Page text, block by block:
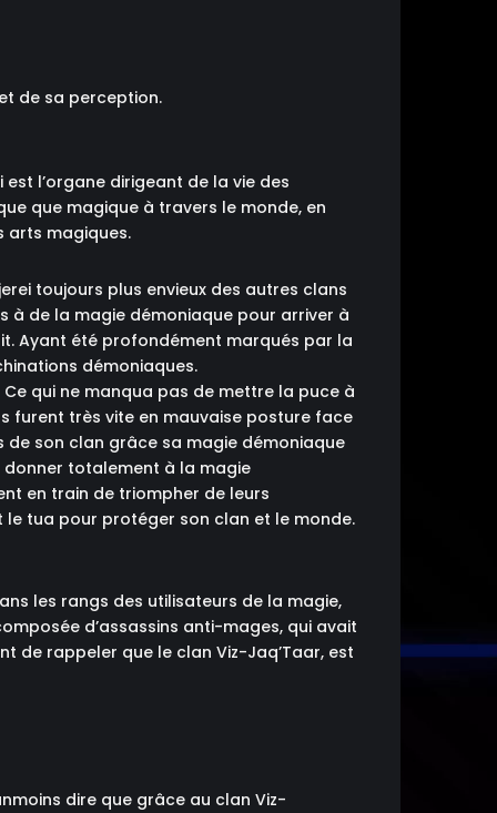
de sa perception.
l’organe dirigeant de la vie des
que magique à travers le monde, en
arts magiques.
toujours plus envieux des autres clans
à de la magie démoniaque pour arriver à
Ayant été profondément marqués par la
démoniaques.
qui ne manqua pas de mettre la puce à
furent très vite en mauvaise posture face
de son clan grâce sa magie démoniaque
donner totalement à la magie
en train de triompher de leurs
le tua pour protéger son clan et le monde.
les rangs des utilisateurs de la magie,
d’assassins anti-mages, qui avait
de rappeler que le clan Viz-Jaq’Taar, est
dire que grâce au clan Viz-